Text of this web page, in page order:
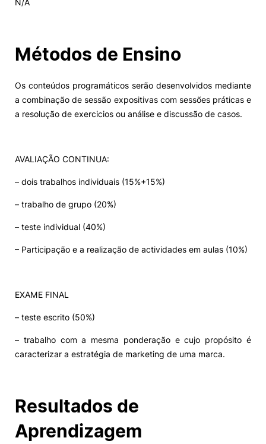
Projetos PRR
Magazine
Europeia Política de Privacidade e Cookies
N/A
Métodos de Ensino
Os conteúdos programáticos serão desenvolvidos mediante
a combinação de sessão expositivas com sessões práticas e
a resolução de exercicios ou análise e discussão de casos.
AVALIAÇÃO CONTINUA:
– dois trabalhos individuais (15%+15%)
– trabalho de grupo (20%)
– teste individual (40%)
– Participação e a realização de actividades em aulas (10%)
EXAME FINAL
– teste escrito (50%)
– trabalho com a mesma ponderação e cujo propósito é
caracterizar a estratégia de marketing de uma marca.
Resultados de
Aprendizagem